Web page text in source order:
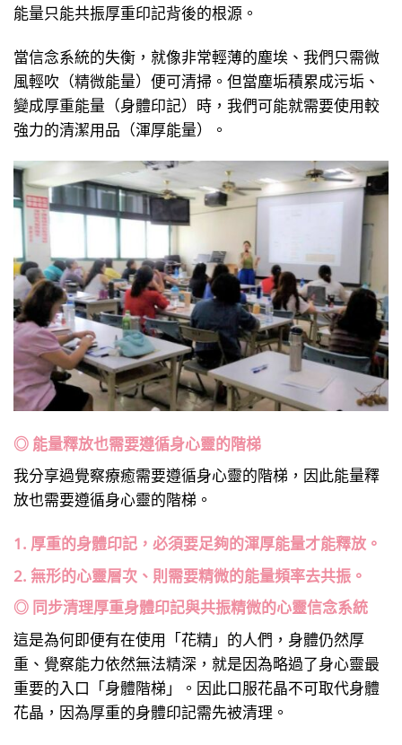
能量只能共振厚重印記背後的根源。
當信念系統的失衡，就像非常輕薄的塵埃、我們只需微
風輕吹（精微能量）便可清掃。但當塵垢積累成污垢、
變成厚重能量（身體印記）時，我們可能就需要使用較
強力的清潔用品（渾厚能量）。
◎ 能量釋放也需要遵循身心靈的階梯
我分享過覺察療癒需要遵循身心靈的階梯，因此能量釋
放也需要遵循身心靈的階梯。
1. 厚重的身體印記，必須要足夠的渾厚能量才能釋放。
2. 無形的心靈層次、則需要精微的能量頻率去共振。
◎ 同步清理厚重身體印記與共振精微的心靈信念系統
這是為何即便有在使用「花精」的人們，身體仍然厚
重、覺察能力依然無法精深，就是因為略過了身心靈最
重要的入口「身體階梯」。因此口服花晶不可取代身體
花晶，因為厚重的身體印記需先被清理。